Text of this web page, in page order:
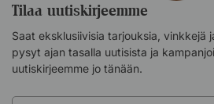
Tilaa uutiskirjeemme
Saat eksklusiivisia tarjouksia, vinkkejä
pysyt ajan tasalla uutisista ja
uutiskirjeemme jo tänään.